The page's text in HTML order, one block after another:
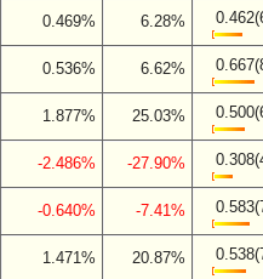
0.469% 6.28%
0.536% 6.62%
1.877% 25.03%
-2.486% -27.90%
-0.640% -7.41%
1.471% 20.87%